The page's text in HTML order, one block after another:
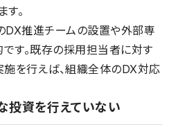
。
DX推進チームの設置や外部専
す。既存の採用担当者に対す
を行えば、組織全体のDX対応
投資を行えていない